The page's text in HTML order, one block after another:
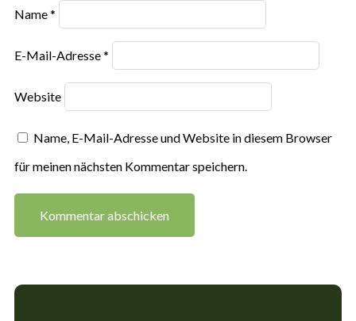
Name*
E-Mail-Adresse*
Website
Name, E-Mail-Adresse und Website in diesem Browser
für meinen nächsten Kommentar speichern.